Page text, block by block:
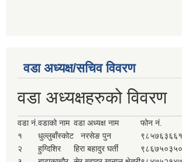
वडा अध्यक्ष/सचिव विवरण
वडा अध्यक्षहरुको विवरण
वडा नं.वडाको नाम वडा अध्यक्ष नाम
फोन नं.
१
धुल्लुबाँस्कोट नरसेङ पुन
२
हुग्दिशिर हिरा बहादुर घर्ती